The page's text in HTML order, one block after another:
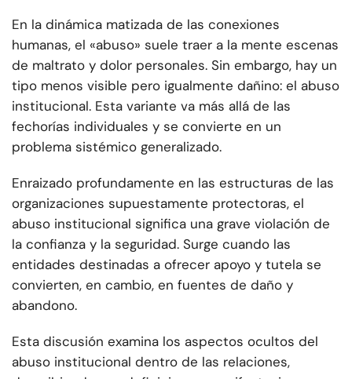
En la dinámica matizada de las conexiones
humanas, el «abuso» suele traer a la mente escenas
de maltrato y dolor personales. Sin embargo, hay un
tipo menos visible pero igualmente dañino: el abuso
institucional. Esta variante va más allá de las
fechorías individuales y se convierte en un
problema sistémico generalizado.
Enraizado profundamente en las estructuras de las
organizaciones supuestamente protectoras, el
abuso institucional significa una grave violación de
la confianza y la seguridad. Surge cuando las
entidades destinadas a ofrecer apoyo y tutela se
convierten, en cambio, en fuentes de daño y
abandono.
Esta discusión examina los aspectos ocultos del
abuso institucional dentro de las relaciones,